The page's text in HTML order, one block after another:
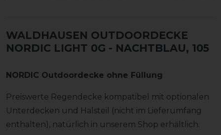
WALDHAUSEN OUTDOORDECKE
NORDIC LIGHT 0G - NACHTBLAU, 105
NORDIC Outdoordecke ohne Füllung
Preiswerte Regendecke kompatibel mit optionalen
Unterdecken und Halsteil (nicht im Lieferumfang
enthalten), natürlich in unserem Shop erhältlich.